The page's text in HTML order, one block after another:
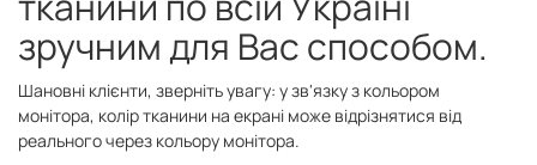
зручним для Вас способом.
Шановні клієнти, зверніть увагу: у зв'язку з кольором
монітора, колір тканини на екрані може відрізнятися від
реального через кольору монітора.